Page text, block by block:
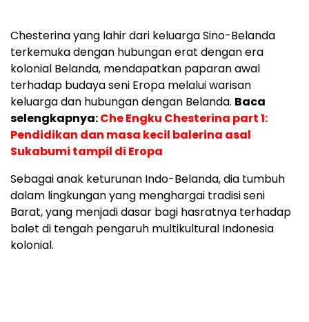
Chesterina yang lahir dari keluarga Sino-Belanda
terkemuka dengan hubungan erat dengan era
kolonial Belanda, mendapatkan paparan awal
terhadap budaya seni Eropa melalui warisan
keluarga dan hubungan dengan Belanda. Baca
selengkapnya:Che Engku Chesterina part 1:
Pendidikan dan masa kecil balerina asal
Sukabumi tampil di Eropa
Sebagai anak keturunan Indo-Belanda, dia tumbuh
dalam lingkungan yang menghargai tradisi seni
Barat, yang menjadi dasar bagi hasratnya terhadap
balet di tengah pengaruh multikultural Indonesia
kolonial.